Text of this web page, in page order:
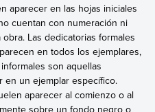
aparecer en las hojas iniciales
cuentan con numeración ni
Las dedicatorias formales
en todos los ejemplares,
son aquellas
en un ejemplar específico.
aparecer al comienzo o al
sobre un fondo negro o